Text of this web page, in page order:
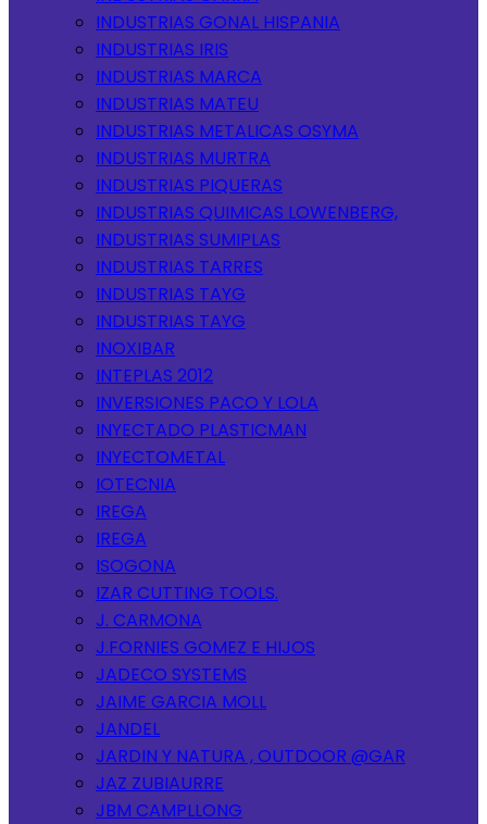
INDUSTRIAS GONAL HISPANIA
INDUSTRIAS IRIS
INDUSTRIAS MARCA
INDUSTRIAS MATEU
INDUSTRIAS METALICAS OSYMA
INDUSTRIAS MURTRA
INDUSTRIAS PIQUERAS
INDUSTRIAS QUIMICAS LOWENBERG,
INDUSTRIAS SUMIPLAS
INDUSTRIAS TARRES
INDUSTRIAS TAYG
INDUSTRIAS TAYG
INOXIBAR
INTEPLAS 2012
INVERSIONES PACO Y LOLA
INYECTADO PLASTICMAN
INYECTOMETAL
IOTECNIA
IREGA
IREGA
ISOGONA
IZAR CUTTING TOOLS.
J. CARMONA
J.FORNIES GOMEZ E HIJOS
JADECO SYSTEMS
JAIME GARCIA MOLL
JANDEL
JARDIN Y NATURA , OUTDOOR @GAR
JAZ ZUBIAURRE
JBM CAMPLLONG